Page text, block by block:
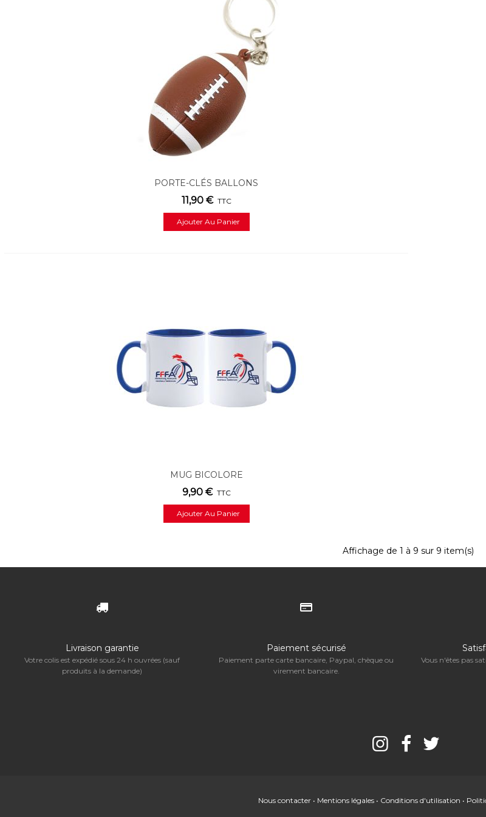
PORTE-CLÉS BALLONS
11,90 € TTC
Ajouter Au Panier
MUG BICOLORE
9,90 € TTC
Ajouter Au Panier
Affichage de 1 à 9 sur 9 item(s)
Livraison garantie
Votre colis est expédié sous 24 h ouvrées (sauf
produits à la demande)
Paiement sécurisé
Paiement parte carte bancaire, Paypal, chèque ou
virement bancaire.
Vous n'êtes pas
Nous contacter • Mentions légales • Conditions d'utilisation •